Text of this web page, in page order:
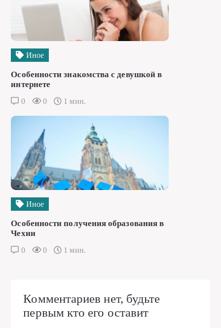
Иное
Особенности знакомства с девушкой в
интернете
0 0 1 мин.
Иное
Особенности получения образования в
Чехии
0 0 1 мин.
Комментариев нет, будьте
первым кто его оставит